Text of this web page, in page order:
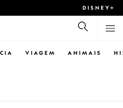
DISNEY+
VIAGEM ANIMAIS